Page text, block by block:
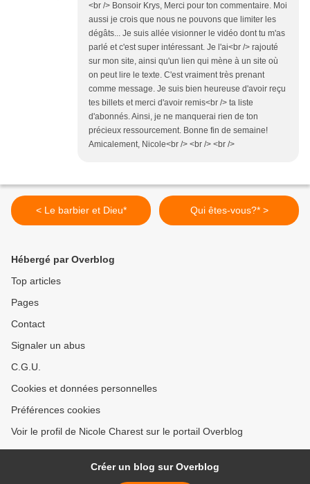
<br /> Bonsoir Krys, Merci pour ton commentaire. Moi
aussi je crois que nous ne pouvons que limiter les
dégâts... Je suis allée visionner le vidéo dont tu m'as
parlé et c'est super intéressant. Je l'ai<br /> rajouté
sur mon site, ainsi qu'un lien qui mène à un site où
on peut lire le texte. C'est vraiment très prenant
comme message. Je suis bien heureuse d'avoir reçu
tes billets et merci d'avoir remis<br /> ta liste
d'abonnés. Ainsi, je ne manquerai rien de ton
précieux ressourcement. Bonne fin de semaine!
Amicalement, Nicole<br /> <br /> <br />
< Le barbier et Dieu* Qui êtes-vous?* >
Hébergé par Overblog
Top articles
Pages
Contact
Signaler un abus
C.G.U.
Cookies et données personnelles
Préférences cookies
Voir le profil de Nicole Charest sur le portail Overblog
Créer un blog sur Overblog